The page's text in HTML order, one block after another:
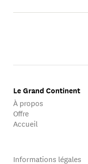
Le Grand Continent
À propos
Offre
Accueil
Informations légales